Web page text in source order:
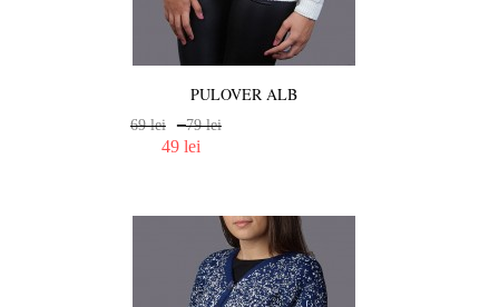
PULOVER ALB
69 lei –79 lei
49 lei